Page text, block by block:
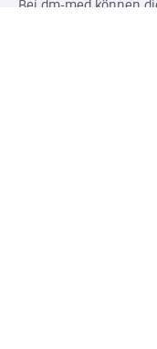
Bei dm-med können